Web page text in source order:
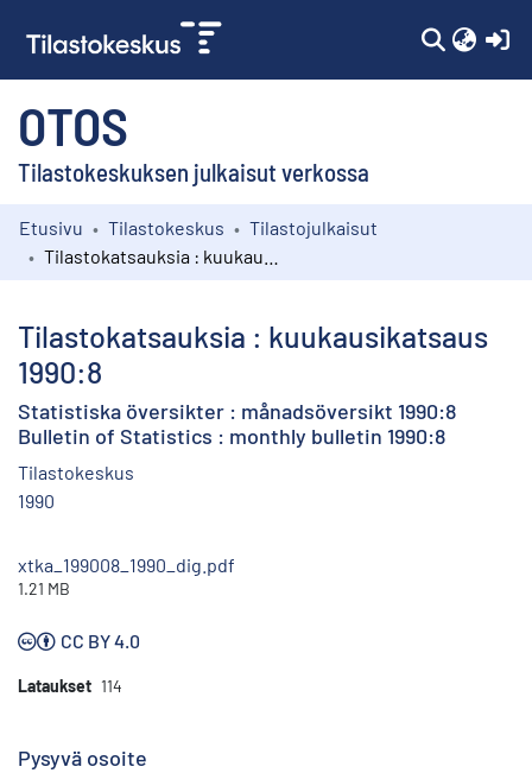
OTOS
Tilastokeskuksen julkaisut verkossa
Kokoelmat
Etusivu Tilastokeskus
Tilastojulkaisut
Tilastokatsauksia : kuukausikatsaus
1990:8
Statistiska översikter : månadsöversikt 1990:8
Bulletin of Statistics : monthly bulletin 1990:8
Tilastokeskus
1990
xtka_199008_1990_dig.pdf
1.21 MB
CC BY 4.0
Lataukset 114
Pysyvä osoite